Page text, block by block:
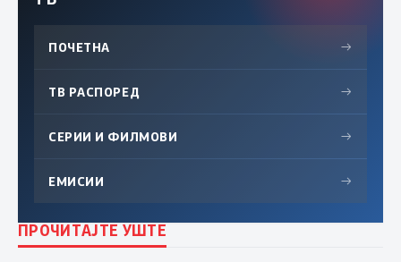
ПОЧЕТНА →
ТВ РАСПОРЕД →
СЕРИИ И ФИЛМОВИ →
ЕМИСИИ →
ПРОЧИТАЈТЕ УШТЕ